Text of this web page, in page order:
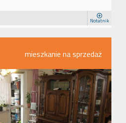
Notatnik
mieszkanie na sprzedaż